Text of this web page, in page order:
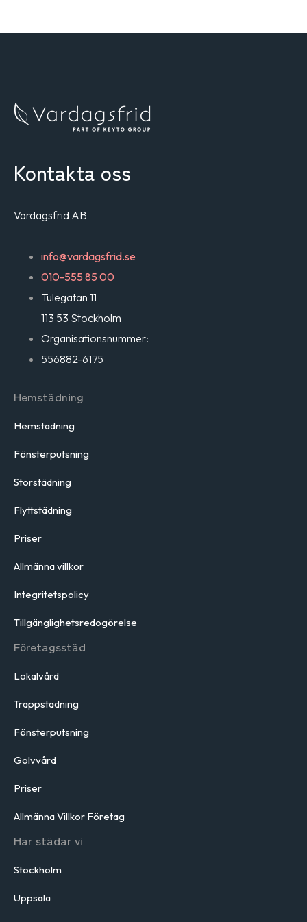
Kontakta oss
Vardagsfrid AB
info@vardagsfrid.se
010-555 85 00
Tulegatan 11
113 53 Stockholm
Organisationsnummer:
556882-6175
Hemstädning
Hemstädning
Fönsterputsning
Storstädning
Flyttstädning
Priser
Allmänna villkor
Integritetspolicy
Tillgänglighetsredogörelse
Företagsstäd
Lokalvård
Trappstädning
Fönsterputsning
Golvvård
Priser
Allmänna Villkor Företag
Här städar vi
Stockholm
Uppsala